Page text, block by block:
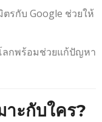
ตรกับ Google ช่วยให้
กพร้อมช่วยแก้ปัญหา
ะกับใคร?